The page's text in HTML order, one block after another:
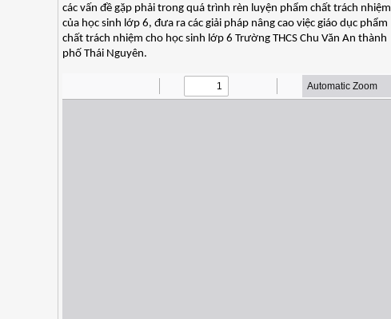
các vấn đề gặp phải trong quá trình rèn luyện phẩm chất trách nhiệm
của học sinh lớp 6, đưa ra các giải pháp nâng cao việc giáo dục phẩm
chất trách nhiệm cho học sinh lớp 6 Trường THCS Chu Văn An thành
phố Thái Nguyên.